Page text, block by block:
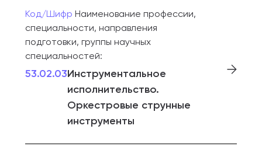
Код/Шифр Наименование профессии,
специальности, направления
подготовки, группы научных
специальностей:
53.02.03Инструментальное
исполнительство.
Оркестровые струнные
инструменты